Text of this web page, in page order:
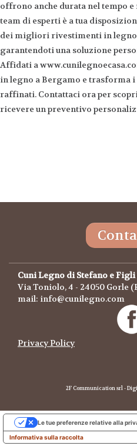
offrono anche durata nel tempo
team di esperti è a tua
dei migliori rivestimenti in legno
garantendoti una soluzione
Affidati a
in legno a Bergamo e trasforma
raffinati. Contattaci ora per
ricevere un preventivo
Cuni Legno di Stefano e Figli
Via Toniolo, 4 - 24050 Gorle
mail: info@cunilegno.com
Privacy Policy
2F Communication srl -
Informativa sulla raccolta
Le tue preferenze relative alla